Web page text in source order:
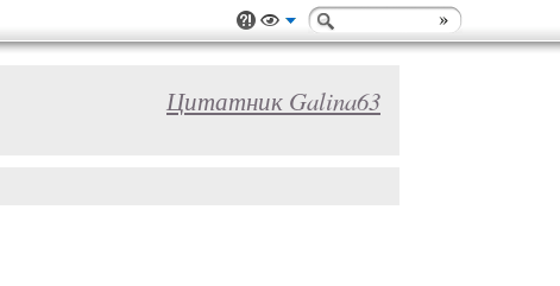
Цитатник Galina63